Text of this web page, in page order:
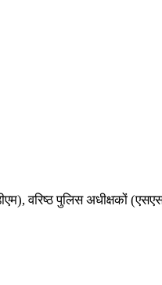
वरिष्ठ पुलिस अधीक्षकों